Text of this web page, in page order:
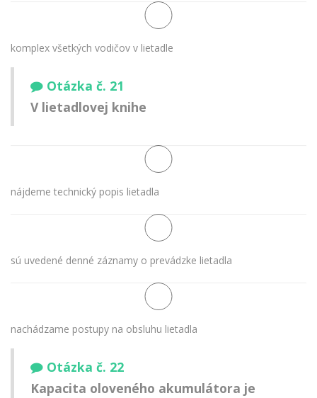
komplex všetkých vodičov v lietadle
Otázka č. 21
V lietadlovej knihe
nájdeme technický popis lietadla
sú uvedené denné záznamy o prevádzke lietadla
nachádzame postupy na obsluhu lietadla
Otázka č. 22
Kapacita oloveného akumulátora je